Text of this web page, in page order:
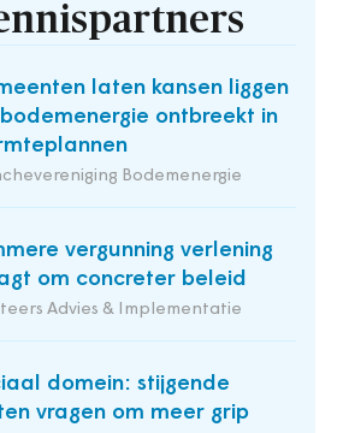
laten kansen liggen
ontbreekt in
Bodemenergie
vergunning verlening
om concreter beleid
Advies & Implementatie
domein: stijgende
vragen om meer grip